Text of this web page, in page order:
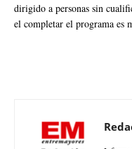
dirigido a personas sin
el completar el programa es